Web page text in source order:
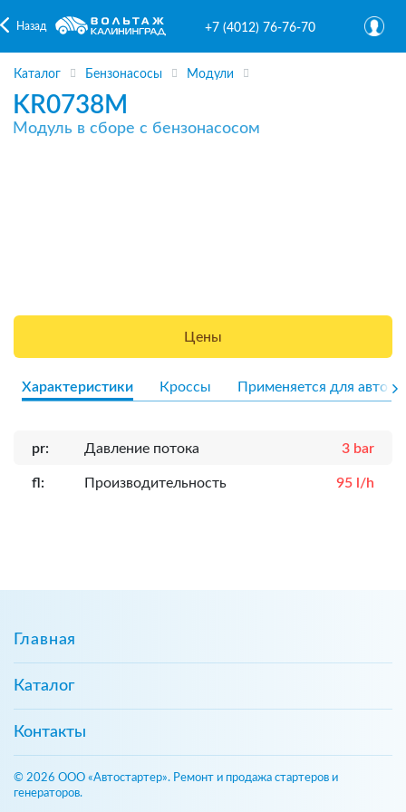
Назад +7 (4012) 76-76-70
Каталог Бензонасосы Модули
KR0738M
Модуль в сборе с бензонасосом
Цены
Характеристики Кроссы Применяется для авто
pr: Давление потока 3 bar
fl: Производительность 95 l/h
Главная
Каталог
Контакты
© 2026 ООО «Автостартер». Ремонт и продажа стартеров и
генераторов.